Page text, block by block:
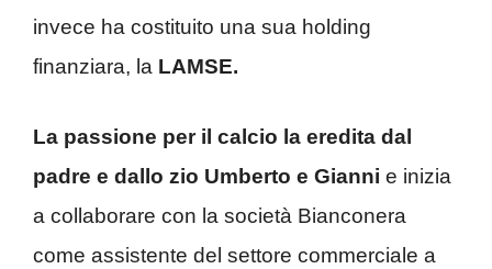
invece ha costituito una sua holding
finanziara, la LAMSE.
La passione per il calcio la eredita dal
padre e dallo zio Umberto e Gianni e inizia
a collaborare con la società Bianconera
come assistente del settore commerciale a